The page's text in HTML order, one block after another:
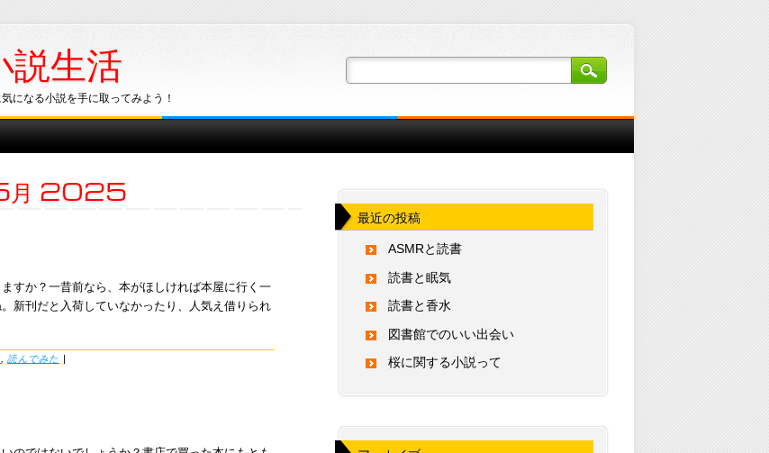
説生活
になる小説を手に取ってみよう！
月 2025
すか？一昔前なら、本がほしければ本屋に行く一
新刊だと入荷していなかったり、人気え借りられ
,読んでみた |
最近の投稿
ASMRと読書
読書と眠気
読書と香水
図書館でのいい出会い
桜に関する小説って